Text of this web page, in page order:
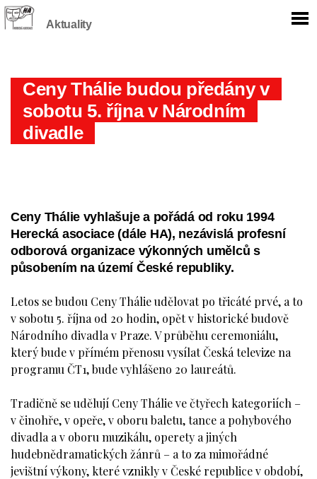
Aktuality
Ceny Thálie budou předány v
sobotu 5. října v Národním
divadle
Ceny Thálie vyhlašuje a pořádá od roku 1994
Herecká asociace (dále HA), nezávislá profesní
odborová organizace výkonných umělců s
působením na území České republiky.
Letos se budou Ceny Thálie udělovat po třicáté prvé, a to
v sobotu 5. října od 20 hodin, opět v historické budově
Národního divadla v Praze. V průběhu ceremoniálu,
který bude v přímém přenosu vysílat Česká televize na
programu ČT1, bude vyhlášeno 20 laureátů.
Tradičně se udělují Ceny Thálie ve čtyřech kategoriích –
v činohře, v opeře, v oboru baletu, tance a pohybového
divadla a v oboru muzikálu, operety a jiných
hudebnědramatických žánrů – a to za mimořádné
jevištní výkony, které vznikly v České republice v období,